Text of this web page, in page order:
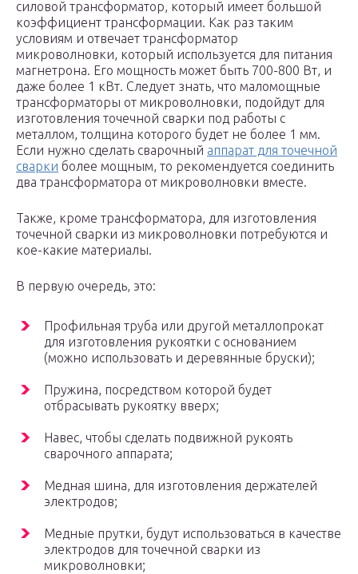
силовой трансформатор, который имеет большой
коэффициент трансформации. Как раз таким
условиям и отвечает трансформатор
микроволновки, который используется для питания
магнетрона. Его мощность может быть 700-800 Вт, и
даже более 1 кВт. Следует знать, что маломощные
трансформаторы от микроволновки, подойдут для
изготовления точечной сварки под работы с
металлом, толщина которого будет не более 1 мм.
Если нужно сделать сварочный аппарат для точечной
сварки более мощным, то рекомендуется соединить
два трансформатора от микроволновки вместе.
Также, кроме трансформатора, для изготовления
точечной сварки из микроволновки потребуются и
кое-какие материалы.
В первую очередь, это:
Профильная труба или другой металлопрокат
для изготовления рукоятки с основанием
(можно использовать и деревянные бруски);
Пружина, посредством которой будет
отбрасывать рукоятку вверх;
Навес, чтобы сделать подвижной рукоять
сварочного аппарата;
Медная шина, для изготовления держателей
электродов;
Медные прутки, будут использоваться в качестве
электродов для точечной сварки из
микроволновки;